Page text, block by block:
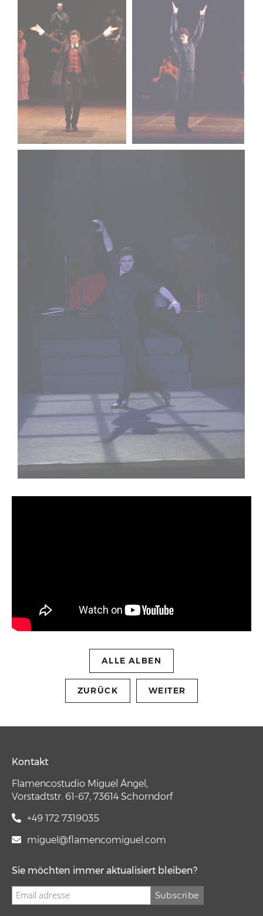
ALLE ALBEN
ZURÜCK WEITER
Kontakt
Flamencostudio Miguel Ángel,
Vorstadtstr. 61-67, 73614 Schorndorf
+49 172 7319035
miguel@flamencomiguel.com
Sie möchten immer aktualisiert bleiben?